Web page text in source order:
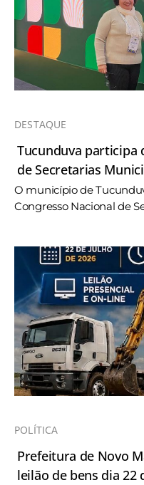
DESTAQUE
Tucunduva participa
de Secretarias
O município de
Congresso Nacional de
POLÍTICA
Prefeitura de Novo
leilão de bens dia 22